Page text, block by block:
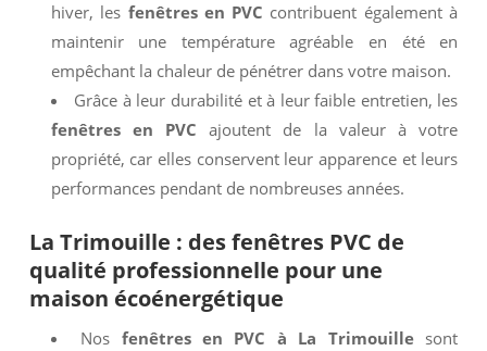
hiver, les fenêtres en PVC contribuent également à
maintenir une température agréable en été en
empêchant la chaleur de pénétrer dans votre maison.
Grâce à leur durabilité et à leur faible entretien, les
fenêtres en PVC ajoutent de la valeur à votre
propriété, car elles conservent leur apparence et leurs
performances pendant de nombreuses années.
La Trimouille : desfenêtres PVC de
qualité professionnelle pour une
maison écoénergétique
Nos fenêtres en PVC à La Trimouillesont